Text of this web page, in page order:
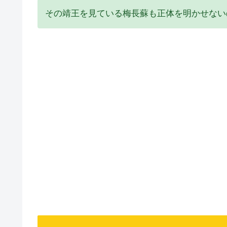
その靖王を見ている梅長蘇も正体を明かせない